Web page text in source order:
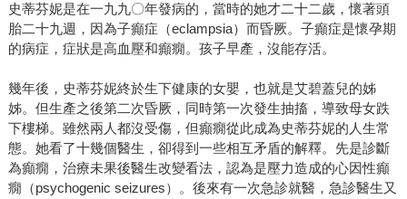
史蒂芬妮是在一九九〇年發病的，當時的她才二十二歲，懷著頭
胎二十九週，因為子癲症（eclampsia）而昏厥。子癲症是懷孕期
的病症，症狀是高血壓和癲癇。孩子早產，沒能存活。
幾年後，史蒂芬妮終於生下健康的女嬰，也就是艾碧蓋兒的姊
姊。但生產之後第二次昏厥，同時第一次發生抽搐，導致母女跌
下樓梯。雖然兩人都沒受傷，但癲癇從此成為史蒂芬妮的人生常
態。她看了十幾個醫生，卻得到一些相互矛盾的解釋。先是診斷
為癲癇，治療未果後醫生改變看法，認為是壓力造成的心因性癲
癇（psychogenic seizures）。後來有一次急診就醫，急診醫生又